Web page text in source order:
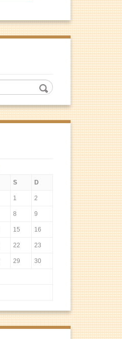
S D
1 2
8 9
15 16
22 23
29 30